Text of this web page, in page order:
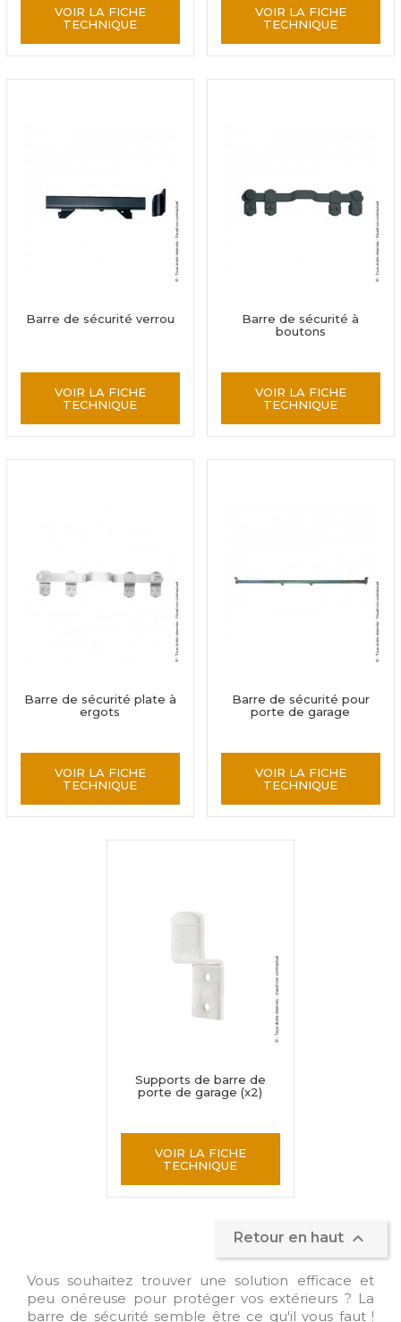
VOIR LA FICHE
TECHNIQUE
VOIR LA FICHE
TECHNIQUE
Barre de sécurité verrou
VOIR LA FICHE
TECHNIQUE
Barre de sécurité à
boutons
VOIR LA FICHE
TECHNIQUE
Barre de sécurité plate à
ergots
VOIR LA FICHE
TECHNIQUE
Barre de sécurité pour
porte de garage
VOIR LA FICHE
TECHNIQUE
Supports de barre de
porte de garage (x2)
VOIR LA FICHE
TECHNIQUE
Retour en haut 
Vous souhaitez trouver une solution efficace et
peu onéreuse pour protéger vos extérieurs ? La
barre de sécurité semble être ce qu'il vous faut !